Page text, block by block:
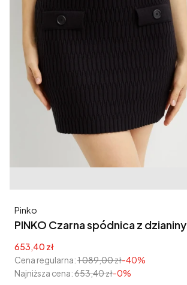
PINKO Czarna spódnica z dzianiny
Producent
Pinko
Cena promocyjna
653,40 zł
Cena regularna:1 089,00 zł-40%
Najniższa cena:653,40 zł-0%